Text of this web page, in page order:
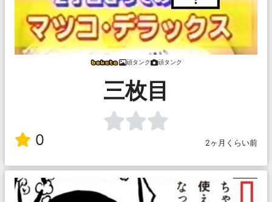
頑タンク 頑タンク
三枚目
0 2ヶ月くらい前